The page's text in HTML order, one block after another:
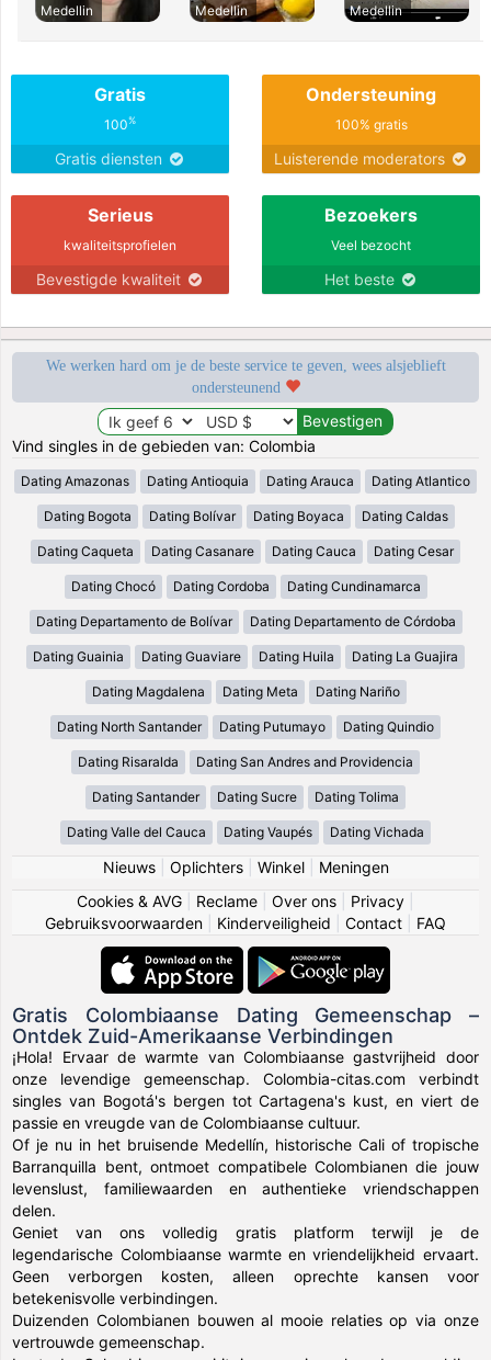
Medellin
Medellin
Medellin
Gratis
100%
Gratis diensten
Ondersteuning
100% gratis
Luisterende moderators
Serieus
kwaliteitsprofielen
Bevestigde kwaliteit
Bezoekers
Veel bezocht
Het beste
We werken hard om je de beste service te geven, wees alsjeblieft
ondersteunend
Vind singles in de gebieden van: Colombia
Dating Amazonas Dating Antioquia Dating Arauca Dating Atlantico
Dating Bogota Dating Bolívar Dating Boyaca Dating Caldas
Dating Caqueta Dating Casanare Dating Cauca Dating Cesar
Dating Chocó Dating Cordoba Dating Cundinamarca
Dating Departamento de Bolívar Dating Departamento de Córdoba
Dating Guainia Dating Guaviare Dating Huila Dating La Guajira
Dating Magdalena Dating Meta Dating Nariño
Dating North Santander Dating Putumayo Dating Quindio
Dating Risaralda Dating San Andres and Providencia
Dating Santander Dating Sucre Dating Tolima
Dating Valle del Cauca Dating Vaupés Dating Vichada
Nieuws| Oplichters| Winkel| Meningen
Cookies & AVG
Reclame Over ons Privacy
Gebruiksvoorwaarden
Kinderveiligheid Contact FAQ
Gratis Colombiaanse Dating Gemeenschap –
Ontdek Zuid-Amerikaanse Verbindingen
¡Hola! Ervaar de warmte van Colombiaanse gastvrijheid door
onze levendige gemeenschap. Colombia-citas.com verbindt
singles van Bogotá's bergen tot Cartagena's kust, en viert de
passie en vreugde van de Colombiaanse cultuur.
Of je nu in het bruisende Medellín, historische Cali of tropische
Barranquilla bent, ontmoet compatibele Colombianen die jouw
levenslust, familiewaarden en authentieke vriendschappen
delen.
Geniet van ons volledig gratis platform terwijl je de
legendarische Colombiaanse warmte en vriendelijkheid ervaart.
Geen verborgen kosten, alleen oprechte kansen voor
betekenisvolle verbindingen.
Duizenden Colombianen bouwen al mooie relaties op via onze
vertrouwde gemeenschap.